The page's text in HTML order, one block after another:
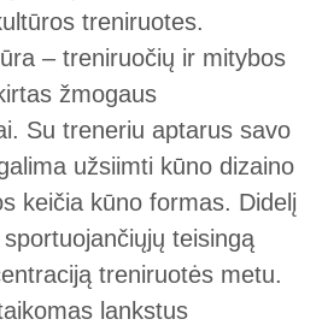
treniruotes.
– treniruočių ir mitybos
žmogaus
Su treneriu aptarus savo
užsiimti kūno dizaino
keičia kūno formas. Didelį
teisingą
treniruotės metu.
lankstus